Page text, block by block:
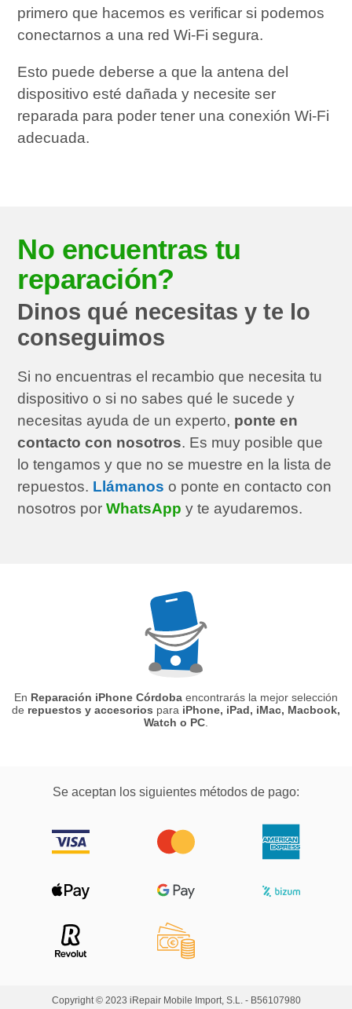
primero que hacemos es verificar si podemos
conectarnos a una red Wi-Fi segura.
Esto puede deberse a que la antena del
dispositivo esté dañada y necesite ser
reparada para poder tener una conexión Wi-Fi
adecuada.
No encuentras tu
reparación?
Dinos qué necesitas y te lo
conseguimos
Si no encuentras el recambio que necesita tu
dispositivo o si no sabes qué le sucede y
necesitas ayuda de un experto, ponte en
contacto con nosotros. Es muy posible que
lo tengamos y que no se muestre en la lista de
repuestos. Llámanos o ponte en contacto con
nosotros porWhatsApp y te ayudaremos.
En Reparación iPhone Córdoba encontrarás la mejor selección
de repuestos y accesorios para iPhone, iPad, iMac, Macbook,
Watch o PC
Se aceptan los siguientes métodos de pago:
Copyright © 2023 iRepair Mobile Import, S.L. - B56107980